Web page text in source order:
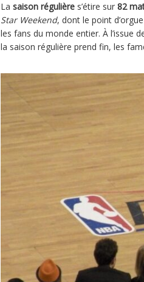
La saison régulière s’étire sur 82
Star Weekend, dont le point
les fans du monde entier. À l’issue
la saison régulière prend fin, les